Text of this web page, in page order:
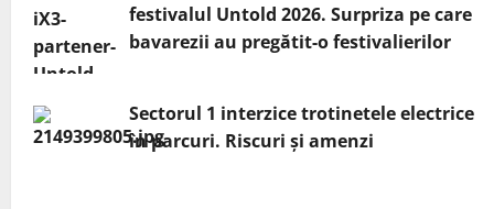
festivalul Untold 2026. Surpriza pe care
bavarezii au pregătit-o festivalierilor
Sectorul 1 interzice trotinetele electrice
în parcuri. Riscuri și amenzi